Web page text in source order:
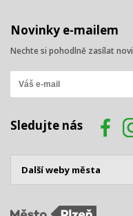
Novinky e-mailem
Nechte si pohodlně zasílat
Sledujte nás